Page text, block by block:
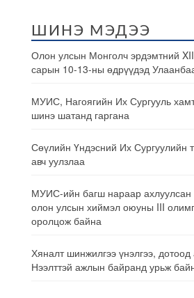
ШИНЭ МЭДЭЭ
Олон улсын Монголч эрдэмтний
сарын 10-13-ны өдрүүдэд
МУИС, Нагоягийн Их Сургууль
шинэ шатанд гаргана
Сөүлийн Үндэсний Их Сургуулийн
авч уулзлаа
МУИС-ийн багш нараар ахлуулсан
олон улсын хиймэл оюуны III
оролцож байна
Хяналт шинжилгээ үнэлгээ, дотоод
Нээлттэй ажлын байранд урьж